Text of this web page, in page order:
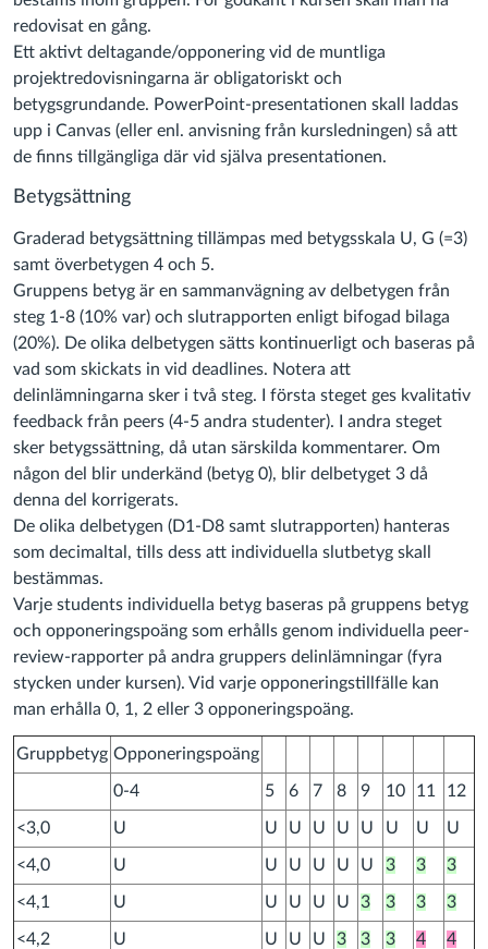
redovisat en gång.
Ett aktivt deltagande/opponering vid de muntliga
projektredovisningarna är obligatoriskt och
betygsgrundande. PowerPoint-presentationen skall laddas
upp i Canvas (eller enl. anvisning från kursledningen) så att
de finns tillgängliga där vid själva presentationen.
Betygsättning
Graderad betygsättning tillämpas med betygsskala U, G (=3)
samt överbetygen 4 och 5.
Gruppens betyg är en sammanvägning av delbetygen från
steg 1-8 (10% var) och slutrapporten enligt bifogad bilaga
(20%). De olika delbetygen sätts kontinuerligt och baseras på
vad som skickats in vid deadlines. Notera att
delinlämningarna sker i två steg. I första steget ges kvalitativ
feedback från peers (4-5 andra studenter). I andra steget
sker betygssättning, då utan särskilda kommentarer. Om
någon del blir underkänd (betyg 0), blir delbetyget 3 då
denna del korrigerats.
De olika delbetygen (D1-D8 samt slutrapporten) hanteras
som decimaltal, tills dess att individuella slutbetyg skall
bestämmas.
Varje students individuella betyg baseras på gruppens betyg
och opponeringspoäng som erhålls genom individuella peer-
review-rapporter på andra gruppers delinlämningar (fyra
stycken under kursen). Vid varje opponeringstillfälle kan
man erhålla 0, 1, 2 eller 3 opponeringspoäng.
Gruppbetyg Opponeringspoäng
0-4 5 6 7 8 9 10 11 12
<3,0 U U U U U U U U U
<4,0 U U U U U U 3 3 3
<4,1 U U U U U 3 3 3 3
<4,2 U U U U 3 3 3 4 4